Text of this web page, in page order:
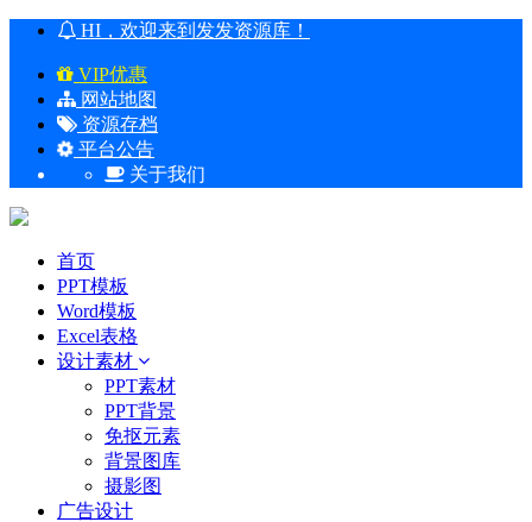
HI，欢迎来到发发资源库！
VIP优惠
网站地图
资源存档
平台公告
关于我们
首页
PPT模板
Word模板
Excel表格
设计素材
PPT素材
PPT背景
免抠元素
背景图库
摄影图
广告设计